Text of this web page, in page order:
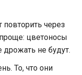
через
цветоносы
дрожать не будут.
То, что они